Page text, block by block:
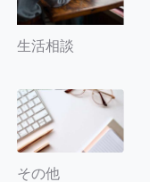
生活相談
その他